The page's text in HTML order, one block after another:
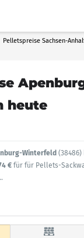
Pelletspreise Sachsen-
heute
Winterfeld
€ für für Pellets-